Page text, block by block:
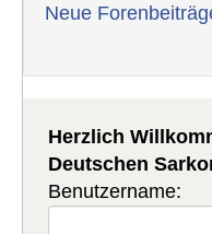
Neue
Herzlich
Deutschen
Benutzername: